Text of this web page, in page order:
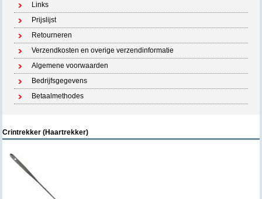
Links
Prijslijst
Retourneren
Verzendkosten en overige verzendinformatie
Algemene voorwaarden
Bedrijfsgegevens
Betaalmethodes
Crintrekker (Haartrekker)